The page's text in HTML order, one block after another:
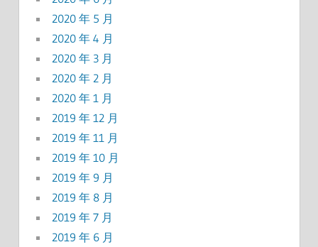
2020 年 5 月
2020 年 4 月
2020 年 3 月
2020 年 2 月
2020 年 1 月
2019 年 12 月
2019 年 11 月
2019 年 10 月
2019 年 9 月
2019 年 8 月
2019 年 7 月
2019 年 6 月